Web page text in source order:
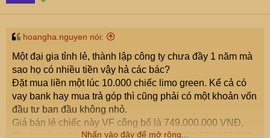
n
s
hoangha.nguyen nói:
Một đại gia tỉnh lẻ, thành lập công ty chưa đầy 1 năm mà
sao họ có nhiều tiền vậy hả các bác?
Đặt mua liền một lúc 10.000 chiếc limo green. Kể cả có
vay bank hay mua trả góp thì cũng phải có một khoản vốn
đầu tư ban đầu không nhỏ.
Giá bán lẻ chiếc này VF công bố là 749.000.000 VNĐ.
Nhấn vào đây để mở rộng...